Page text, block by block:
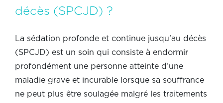
décès (SPCJD) ?
La sédation profonde et continue jusqu’au décès
(SPCJD) est un soin qui consiste à endormir
profondément une personne atteinte d’une
maladie grave et incurable lorsque sa souffrance
ne peut plus être soulagée malgré les traitements